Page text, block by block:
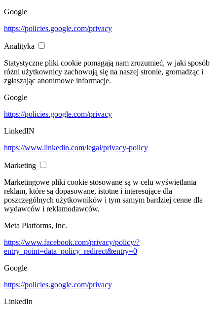
Google
https://policies.google.com/privacy
Analityka
Statystyczne pliki cookie pomagają nam zrozumieć, w jaki sposób
różni użytkownicy zachowują się na naszej stronie, gromadząc i
zgłaszając anonimowe informacje.
Google
https://policies.google.com/privacy
LinkedIN
https://www.linkedin.com/legal/privacy-policy
Marketing
Marketingowe pliki cookie stosowane są w celu wyświetlania
reklam, które są dopasowane, istotne i interesujące dla
poszczególnych użytkowników i tym samym bardziej cenne dla
wydawców i reklamodawców.
Meta Platforms, Inc.
https://www.facebook.com/privacy/policy/?
entry_point=data_policy_redirect&entry=0
Google
https://policies.google.com/privacy
LinkedIn